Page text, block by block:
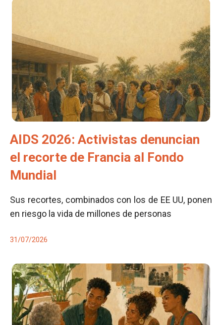
AIDS 2026: Activistas denuncian
el recorte de Francia al Fondo
Mundial
Sus recortes, combinados con los de EE UU, ponen
en riesgo la vida de millones de personas
31/07/2026